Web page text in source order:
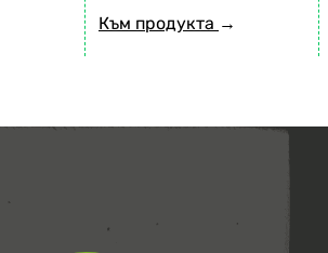
Към продукта →